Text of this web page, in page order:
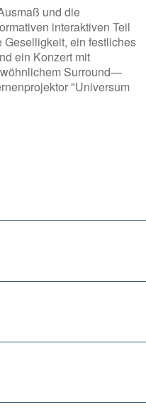
und die
interaktiven Teil
Geselligkeit, ein festliches
ein Konzert mit
Surround—
"Universum